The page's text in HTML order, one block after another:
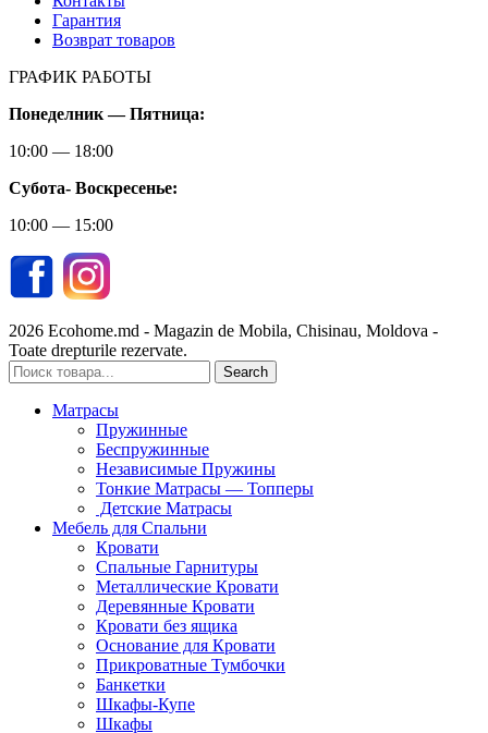
Гарантия
Возврат товаров
ГРАФИК РАБОТЫ
Понеделник — Пятница:
10:00 — 18:00
Субота- Воскресенье:
10:00 — 15:00
2026 Ecohome.md - Magazin de Mobila, Chisinau, Moldova -
Toate drepturile rezervate.
Search
Матрасы
Пружинные
Беспружинные
Независимые Пружины
Тонкие Матрасы — Топперы
Детские Матрасы
Мебель для Спальни
Кровати
Спальные Гарнитуры
Металлические Кровати
Деревянные Кровати
Кровати без ящика
Основание для Кровати
Прикроватные Тумбочки
Банкетки
Шкафы-Купе
Шкафы